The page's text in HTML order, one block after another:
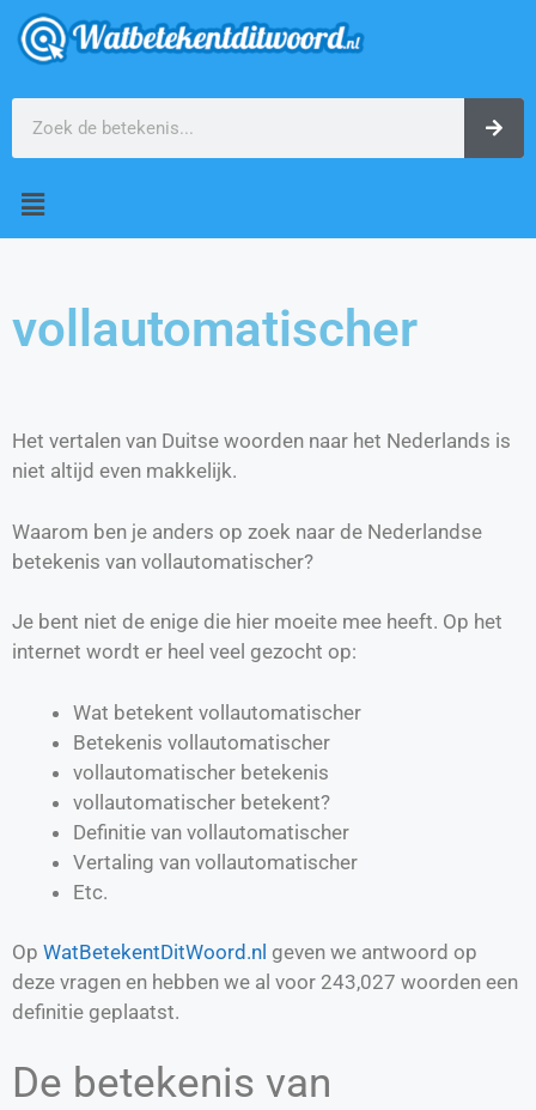
vollautomatischer
Het vertalen van Duitse woorden naar het Nederlands is
niet altijd even makkelijk.
Waarom ben je anders op zoek naar de Nederlandse
betekenis van vollautomatischer?
Je bent niet de enige die hier moeite mee heeft. Op het
internet wordt er heel veel gezocht op:
Wat betekent vollautomatischer
Betekenis vollautomatischer
vollautomatischer betekenis
vollautomatischer betekent?
Definitie van vollautomatischer
Vertaling van vollautomatischer
Etc.
Op WatBetekentDitWoord.nl geven we antwoord op
deze vragen en hebben we al voor 243,027 woorden een
definitie geplaatst.
De betekenis van